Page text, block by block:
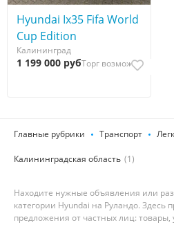
Hyundai Ix35 Fifa World
Cup Edition
Калининград
1 199 000 рубТорг возможен
Главные рубрики Транспорт
Калининградская область (1)
Находите нужные объявления или
категории Hyundai на Руландо. Здесь
предложения от частных лиц: товары,